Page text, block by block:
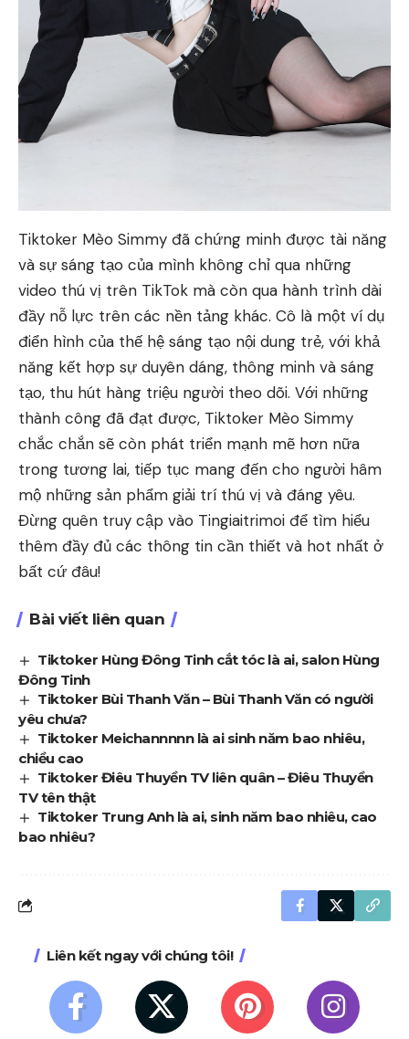
Tiktoker Mèo Simmy đã chứng minh được tài năng
và sự sáng tạo của mình không chỉ qua những
video thú vị trên TikTok mà còn qua hành trình dài
đầy nỗ lực trên các nền tảng khác. Cô là một ví dụ
điển hình của thế hệ sáng tạo nội dung trẻ, với khả
năng kết hợp sự duyên dáng, thông minh và sáng
tạo, thu hút hàng triệu người theo dõi. Với những
thành công đã đạt được, Tiktoker Mèo Simmy
chắc chắn sẽ còn phát triển mạnh mẽ hơn nữa
trong tương lai, tiếp tục mang đến cho người hâm
mộ những sản phẩm giải trí thú vị và đáng yêu.
Đừng quên truy cập vào Tingiaitrimoi để tìm hiểu
thêm đầy đủ các thông tin cần thiết và hot nhất ở
bất cứ đâu!
Bài viết liên quan
Tiktoker Hùng Đông Tinh cắt tóc là ai, salon Hùng
Đông Tinh
Tiktoker Bùi Thanh Văn – Bùi Thanh Văn có người
yêu chưa?
Tiktoker Meichannnnn là ai sinh năm bao nhiêu,
chiều cao
Tiktoker Điêu Thuyền TV liên quân – Điêu Thuyền
TV tên thật
Tiktoker Trung Anh là ai, sinh năm bao nhiêu, cao
bao nhiêu?
Liên kết ngay với chúng tôi!